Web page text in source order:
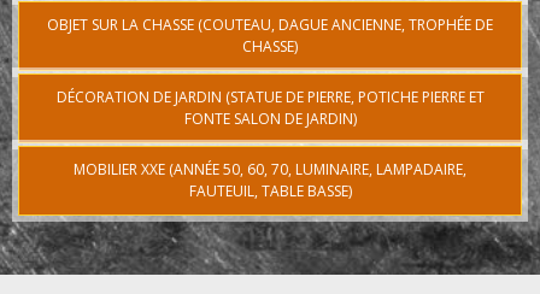
OBJET SUR LA CHASSE (COUTEAU, DAGUE ANCIENNE, TROPHÉE DE
CHASSE)
DÉCORATION DE JARDIN (STATUE DE PIERRE, POTICHE PIERRE ET
FONTE SALON DE JARDIN)
MOBILIER XXE (ANNÉE 50, 60, 70, LUMINAIRE, LAMPADAIRE,
FAUTEUIL, TABLE BASSE)